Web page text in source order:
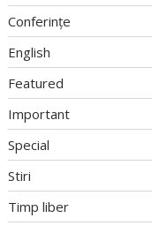
Conferințe
English
Featured
Important
Special
Stiri
Timp liber